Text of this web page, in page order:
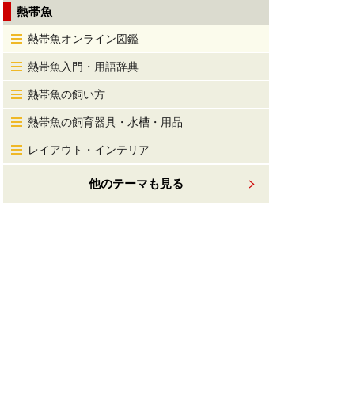
熱帯魚
熱帯魚オンライン図鑑
熱帯魚入門・用語辞典
熱帯魚の飼い方
熱帯魚の飼育器具・水槽・用品
レイアウト・インテリア
他のテーマも見る